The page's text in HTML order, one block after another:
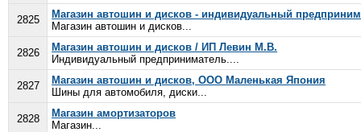
2825
Магазин автошин и дисков - индивидуальный
Магазин автошин и дисков...
2826
Магазин автошин и дисков / ИП Левин М.В.
Индивидуальный предприниматель....
2827
Магазин автошин и дисков, ООО Маленькая Япония
Шины для автомобиля, диски...
2828
Магазин амортизаторов
Магазин...